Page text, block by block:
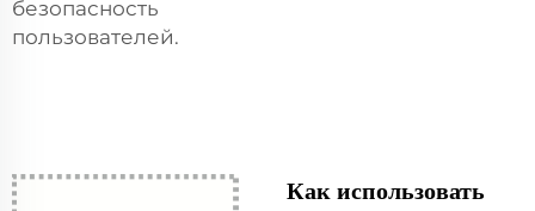
безопасность
пользователей.
Как использовать